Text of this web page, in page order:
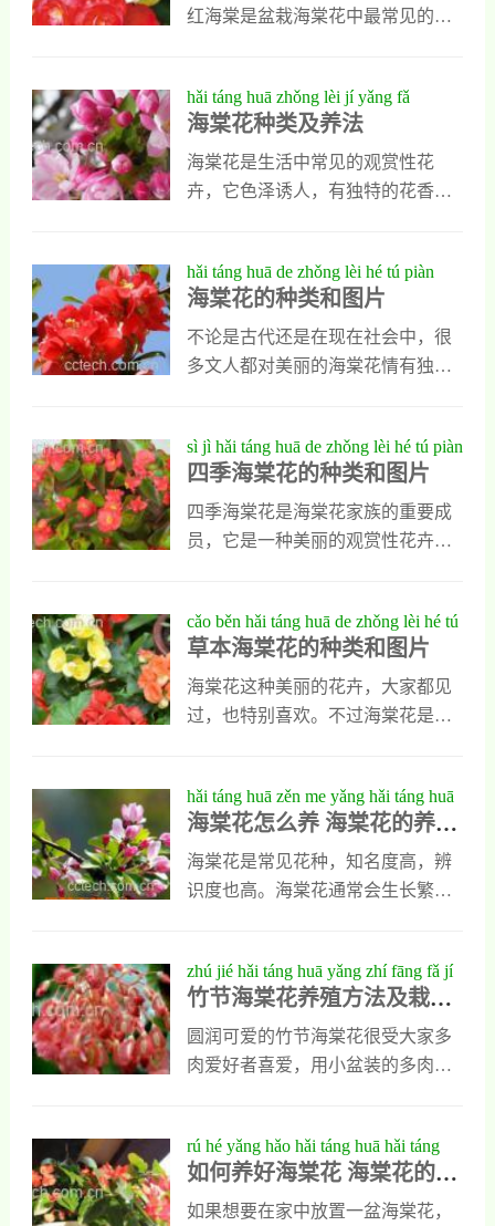
容华贵姿态的同时，也不是小清
欣赏。3、海棠花的生
香，所以是主要的室内装饰盆栽之
么这到底是真是假呢？在下文的内
容中，小编会从资料的角度给出正
确答案，就让我们一起来看看吧。
四季海棠花有毒吗 四季海棠花图片
生有，是谣言，而
红海棠是盆栽海棠花中最常见的一
宽大。,4、贴梗海棠,贴梗海棠是一
种落叶灌木，高度能达到一米多，
是盆栽海棠中最大的一个品种上，
它的花为簇生，无梗，花色多样，
特别出色。贴梗海棠不但能制成,盆
景,，还是各地景区中最好的观赏性
花木，适合种植在草坪的边缘与树
丛的周围，它的存在能让景区增色
hǎi táng huā zhǒng lèi jí yǎng fǎ
海棠花种类及养法
海棠花是生活中常见的观赏性花
卉，它色泽诱人，有独特的花香气
吗？如果不了解还是随小编一起去
看看吧。海棠花的种类海棠花有多
个不同的种类存在，像木瓜属海棠
中的贴海棠和木瓜海棠以及秋海棠
棠、垂丝海棠以及萝卜海棠和灯笼
海棠等，也是海棠花中比较有名的
存在，是人们最喜欢养殖的花卉品
种。海棠花的养法1、养殖海棠花时
就可以，最好是肥
hǎi táng huā de zhǒng lèi hé tú piàn
海棠花的种类和图片
不论是古代还是在现在社会中，很
多文人都对美丽的海棠花情有独
性花卉，它有多种不同的品种存
在，为了让大家能更好的认识和了
解海棠花，今天在这里我会把海棠
花的种类和图片整理出来分享给大
处，这种海棠的叶子狭长，质地也
比较厚，花梗细长而且下垂，多为
红色，花谢以后会结果卵形果实。
这种重丝海棠还可以分为单瓣重丝
果海棠，也是海棠花家
sì jì hǎi táng huā de zhǒng lèi hé tú piàn
四季海棠花的种类和图片
四季海棠花是海棠花家族的重要成
员，它是一种美丽的观赏性花卉，
海棠花的种类你们了解吗？如果不
了解可以看看我对四季海棠花种类
和图片的具体介绍。四季海棠花的
种类和图片1、四季海棠花按叶片分
红铜色，另外一种四季海棠的叶子
则为绿色，它们在被阳光照射以
后，会发生明显变化，变成独持的
红绿色。2、四季海棠按花形和花色
海棠花和重瓣四
cǎo běn hǎi táng huā de zhǒng lèi hé tú
piàn
草本海棠花的种类和图片
海棠花这种美丽的花卉，大家都见
过，也特别喜欢。不过海棠花是有
海棠，适合人们制成盆栽在家中养
殖。如果你对草本海棠花了解不
多，可以看看我对草本海棠花种类
和图片的介绍。草本海棠花的种类
会在二十到三十厘米之间，枝叶鲜
绿，拥有肉质茎，而且有天然的汁
液存在。丽格海棠的花形有很多
变，多为重瓣海棠，另外西格海棠
月开花，一直会持续
hǎi táng huā zěn me yǎng hǎi táng huā
de yǎng zhí fāng fǎ hé zhù yì shì xiàng
海棠花怎么养 海棠花的养殖
方法和注意事项
海棠花是常见花种，知名度高，辨
识度也高。海棠花通常会生长繁殖
花也适合盆栽的室内植物，茎叶
短，所以有饱满的爆盆效果。海棠
花种植并不难，下面来看看海棠花
怎么养，海棠花的养殖方法。海棠
棠花养殖最好选择用陶盆，如果可
以用紫砂陶盆是最佳的。陶盆的观
赏和装饰效果都非常好。二、海棠
zhú jié hǎi táng huā yǎng zhí fāng fǎ jí
zāi péi zhù yì shì xiàng
竹节海棠花养殖方法及栽培
注意事项
圆润可爱的竹节海棠花很受大家多
肉爱好者喜爱，用小盆装的多肉放
们来了解下竹节海棠花养殖方法及
栽培注意事项。 竹节海棠花养殖方
法及栽培注意事项一、竹节海棠花
rú hé yǎng hǎo hǎi táng huā hǎi táng
huā de yǎng zhí fāng fǎ jì qiǎo
如何养好海棠花 海棠花的养
殖方法技巧
如果想要在家中放置一盆海棠花，